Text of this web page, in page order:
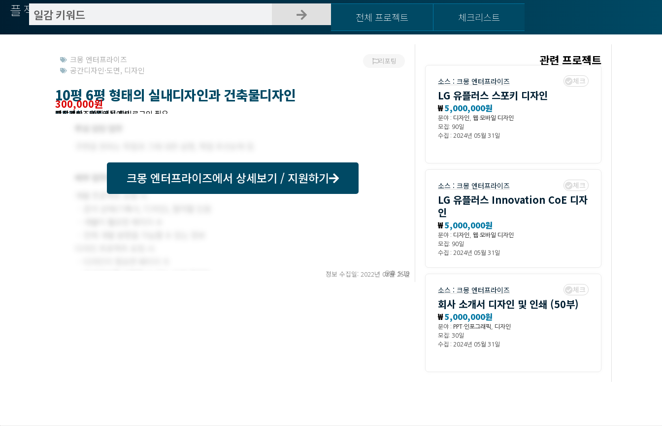
플젝서치 전체 프로젝트 체크리스트
크몽 엔터프라이즈
공간디자인·도면, 디자인
리포팅
10평 6평 형태의 실내디자인과 건축물디자인
300,000원
작업방식 : 외주
모집기한 : 크몽에서 확인
예상기간 : 10일
프로젝트조회 : 크몽에서 로그인 필요
받은제안 : 크몽에서 확인
크몽 엔터프라이즈에서 상세보기 / 지원하기
정보 수집일: 2022년 02월 25일
오후 5:19
관련 프로젝트
소스 : 크몽 엔터프라이즈 체크
LG 유플러스 스포키 디자인
₩5,000,000원
분야 : 디자인
웹·모바일 디자인
모집: 90일
수집 : 2024년 05월 31일
소스 : 크몽 엔터프라이즈 체크
LG 유플러스 Innovation CoE 디자
인
₩5,000,000원
분야 : 디자인
웹·모바일 디자인
모집: 90일
수집 : 2024년 05월 31일
소스 : 크몽 엔터프라이즈 체크
회사 소개서 디자인 및 인쇄 (50부)
₩5,000,000원
분야 : PPT·인포그래픽
디자인
모집: 30일
수집 : 2024년 05월 31일